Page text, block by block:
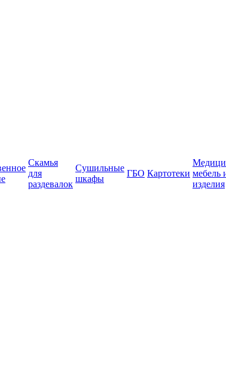
Скамья
для
раздевалок
Сушильные
шкафы
ГБО Картотеки мебель
изделия